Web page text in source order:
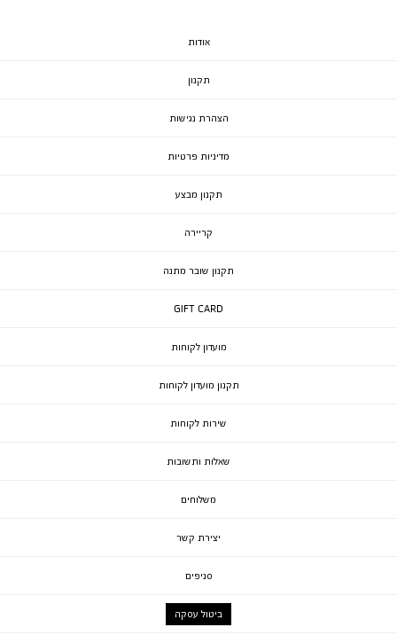
אודות
תקנון
הצהרת נגישות
מדיניות פרטיות
תקנון מבצע
קריירה
תקנון שובר מתנה
GIFT CARD
מועדון לקוחות
תקנון מועדון לקוחות
שירות לקוחות
שאלות ותשובות
משלוחים
יצירת קשר
סניפים
ביטול עסקה